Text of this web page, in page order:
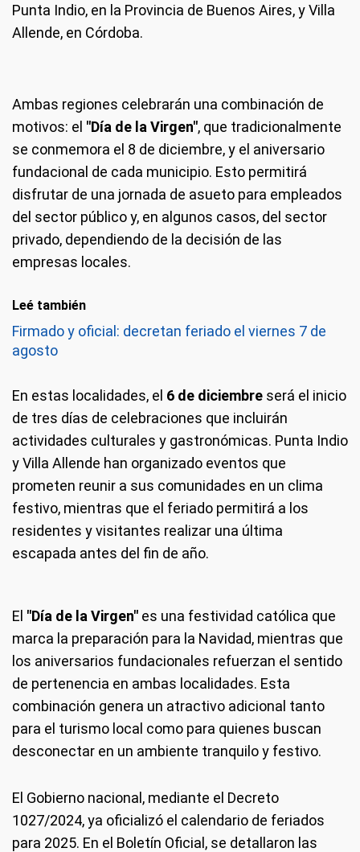
Punta Indio, en la Provincia de Buenos Aires, y Villa
Allende, en Córdoba.
Ambas regiones celebrarán una combinación de
motivos: el "Día de la Virgen", que tradicionalmente
se conmemora el 8 de diciembre, y el aniversario
fundacional de cada municipio. Esto permitirá
disfrutar de una jornada de asueto para empleados
del sector público y, en algunos casos, del sector
privado, dependiendo de la decisión de las
empresas locales.
Leé también
Firmado y oficial: decretan feriado el viernes 7 de
agosto
En estas localidades, el 6 de diciembre será el inicio
de tres días de celebraciones que incluirán
actividades culturales y gastronómicas. Punta Indio
y Villa Allende han organizado eventos que
prometen reunir a sus comunidades en un clima
festivo, mientras que el feriado permitirá a los
residentes y visitantes realizar una última
escapada antes del fin de año.
El "Día de la Virgen" es una festividad católica que
marca la preparación para la Navidad, mientras que
los aniversarios fundacionales refuerzan el sentido
de pertenencia en ambas localidades. Esta
combinación genera un atractivo adicional tanto
para el turismo local como para quienes buscan
desconectar en un ambiente tranquilo y festivo.
El Gobierno nacional, mediante el Decreto
1027/2024, ya oficializó el calendario de feriados
para 2025. En el Boletín Oficial, se detallaron las